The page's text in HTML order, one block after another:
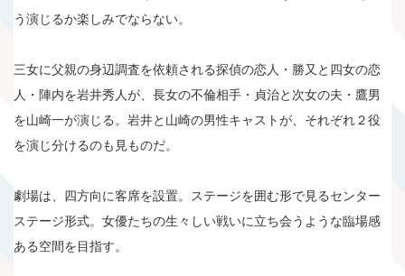
う演じるか楽しみでならない。
三女に父親の身辺調査を依頼される探偵の恋人・勝又と四女の恋
人・陣内を岩井秀人が、長女の不倫相手・貞治と次女の夫・鷹男
を山崎一が演じる。岩井と山崎の男性キャストが、それぞれ２役
を演じ分けるのも見ものだ。
劇場は、四方向に客席を設置。ステージを囲む形で見るセンター
ステージ形式。女優たちの生々しい戦いに立ち会うような臨場感
ある空間を目指す。